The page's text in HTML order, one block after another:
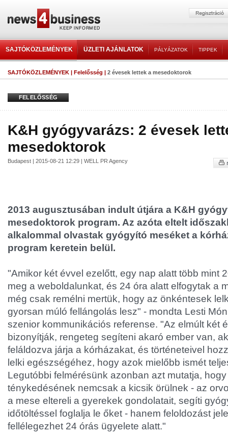
SAJTÓKÖZLEMÉNYEK ÜZLETI AJÁNLATOK PÁLYÁZATOK TIPPEK
SAJTÓKÖZLEMÉNYEK | Felelősség | 2 évesek lettek a mesedoktorok
FELELŐSSÉG
K&H gyógyvarázs: 2 évesek
mesedoktorok
Budapest | 2015-08-21 12:29 | WELL PR Agency
2013 augusztusában indult útjára a K&H
mesedoktorok program. Az azóta eltelt
alkalommal olvastak gyógyító meséket a
program keretein belül.
"Amikor két évvel ezelőtt, egy nap alatt több mint
meg a weboldalunkat, és 24 óra alatt elfogytak a
még csak remélni mertük, hogy az önkéntesek
gyorsan múló fellángolás lesz" - mondta Lesti
szenior kommunikációs referense. "Az elmúlt két
bizonyítják, rengeteg segíteni akaró ember van,
feláldozva járja a kórházakat, és történeteivel
lelki egészségéhez, hogy azok mielőbb ismét
Legutóbbi felmérésünk azonban azt mutatja,
ténykedésének nemcsak a kicsik örülnek - az
a mese eltereli a gyerekek gondolatait, segíti
időtöltéssel foglalja le őket - hanem feloldozást
fellélegezhet 24 órás ügyelete alatt."